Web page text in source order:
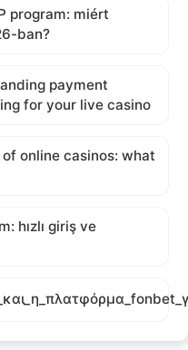
program: miért
ban?
payment
for your live casino
online casinos: what
hızlı giriş ve